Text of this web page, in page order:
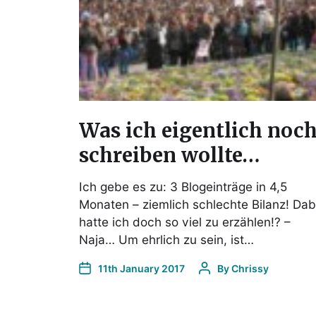
Was ich eigentlich
schreiben wollte…
Ich gebe es zu: 3 Blogeinträge in 4,5
Monaten – ziemlich schlechte Bilanz!
hatte ich doch so viel zu erzählen!? –
Naja… Um ehrlich zu sein, ist…
11th January 2017 ByChrissy